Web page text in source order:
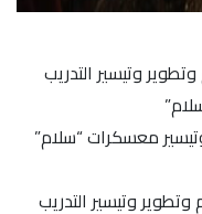
وتيسير التدريب
وتيسير معسكرات “سلام”
وتطوير وتيسير التدريب